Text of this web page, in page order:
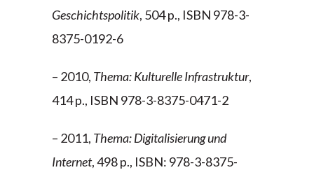
Geschichtspolitik, 504 p., ISBN 978-3-
8375-0192-6
– 2010, Thema: Kulturelle Infrastruktur,
414 p., ISBN 978-3-8375-0471-2
– 2011, Thema: Digitalisierung und
Internet, 498 p., ISBN: 978-3-8375-